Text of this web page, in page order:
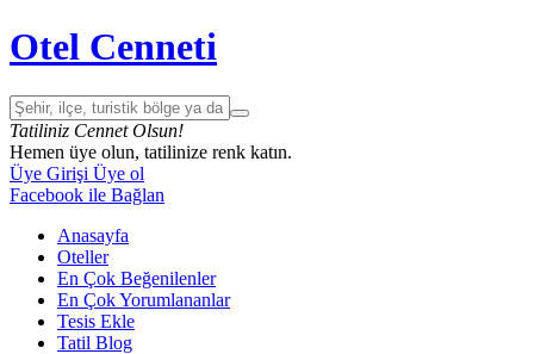
Otel Cenneti
Tatiliniz Cennet Olsun!
Hemen üye olun, tatilinize renk katın.
Üye Girişi Üye ol
Facebook ile Bağlan
Anasayfa
Oteller
En Çok Beğenilenler
En Çok Yorumlananlar
Tesis Ekle
Tatil Blog